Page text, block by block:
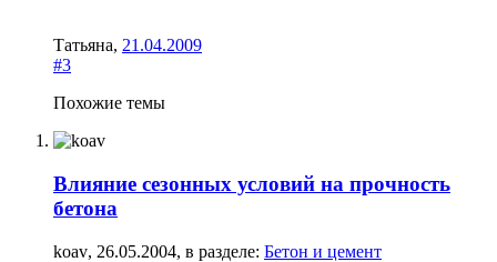
Татьяна, 21.04.2009
#3
Похожие темы
Влияние сезонных условий на прочность
бетона
koav, 26.05.2004, в разделе: Бетон и цемент